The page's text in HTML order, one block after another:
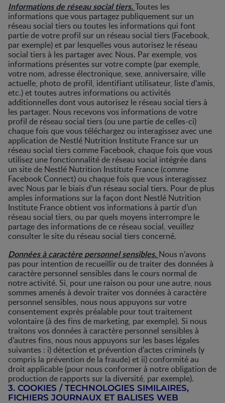
Informations de réseau social tiers.Toutes les
informations que vous partagez publiquement sur un
réseau social tiers ou toutes les informations qui font
partie de votre profil sur un réseau social tiers (Facebook,
par exemple) et par lesquelles vous autorisez le réseau
social tiers à les partager avec Nous. Par exemple, vos
informations présentes sur votre compte (par exemple,
votre nom, adresse électronique, sexe, anniversaire, ville
actuelle, photo de profil, identifiant utilisateur, liste d’amis,
etc.) et toutes autres informations ou activités
additionnelles dont vous autorisez le réseau social tiers à
les partager. Nous recevons vos informations de votre
profil de réseau social tiers (ou une partie de celles-ci)
chaque fois que vous téléchargez ou interagissez avec une
application de Nestlé Nutrition Institute France sur un
réseau social tiers comme Facebook, chaque fois que vous
utilisez une fonctionnalité de réseau social intégrée dans
un site de Nestlé Nutrition Institute France (comme
Facebook Connect) ou chaque fois que vous interagissez
avec Nous par le biais d’un réseau social tiers. Pour de plus
amples informations sur la façon dont Nestlé Nutrition
Institute France obtient vos informations à partir d’un
réseau social tiers, ou par quels moyens interrompre le
partage des informations de ce réseau social, veuillez
consulter le site du réseau social tiers concerné.
Données à caractère personnel sensibles. Nous n’avons
pas pour intention de recueillir ou de traiter des données à
caractère personnel sensibles dans le cours normal de
notre activité. Si, pour une raison ou pour une autre, nous
sommes amenés à devoir traiter vos données à caractère
personnel sensibles, nous nous appuyons sur votre
consentement exprès préalable pour tout traitement
volontaire (à des fins de marketing, par exemple). Si nous
traitons vos données à caractère personnel sensibles à
d’autres fins, nous nous appuyons sur les bases légales
suivantes : i) détection et prévention d’actes criminels (y
compris la prévention de la fraude) et ii) conformité au
droit applicable (pour nous conformer à notre obligation de
production de rapports sur la diversité, par exemple).
3. COOKIES / TECHNOLOGIES SIMILAIRES,
FICHIERS JOURNAUX ET BALISES WEB